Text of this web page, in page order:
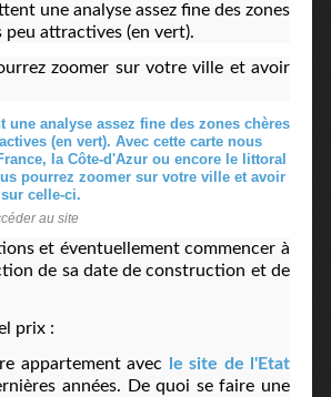
une analyse assez fine des zones
peu attractives (en vert).
zoomer sur votre ville et avoir
au site
et éventuellement commencer à
de sa date de construction et de
prix :
appartement avec
le site de l'Etat
années. De quoi se faire une